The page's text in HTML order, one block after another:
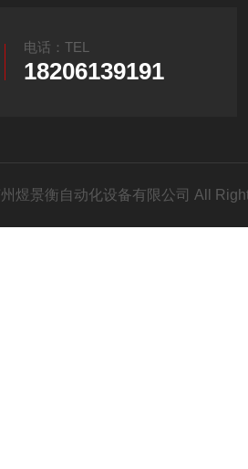
电话：TEL
18206139191
煜景衡自动化设备有限公司 All